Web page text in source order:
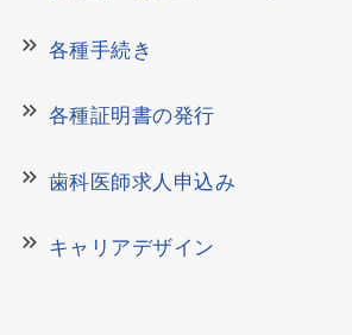
keyboard_double_arrow_right 各種手続き
keyboard_double_arrow_right 各種証明書の発行
keyboard_double_arrow_right 歯科医師求人申込み
keyboard_double_arrow_right キャリアデザイン